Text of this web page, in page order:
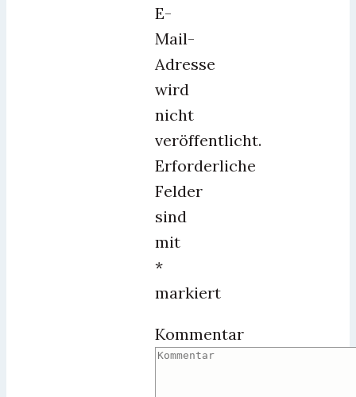
E-
Mail-
Adresse
wird
nicht
veröffentlicht.
Erforderliche
Felder
sind
mit
*
markiert
Kommentar